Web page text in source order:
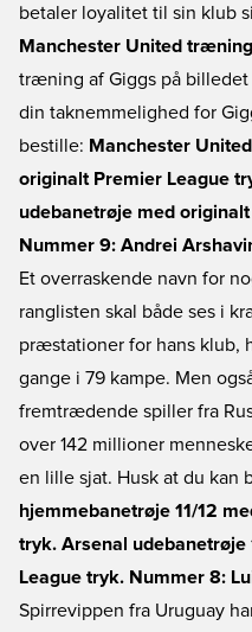
betaler loyalitet til sin klub
Manchester United
træning af Giggs på billedet
din taknemmelighed for
bestille: Manchester
originalt Premier League
udebanetrøje med
Nummer 9: Andrei
Et overraskende navn for
ranglisten skal både ses i
præstationer for hans klub,
gange i 79 kampe. Men
fremtrædende spiller fra
over 142 millioner
en lille sjat. Husk at du kan
hjemmebanetrøje 11/12
tryk. Arsenal udebanetrøje
League tryk. Nummer 8:
Spirrevippen fra Uruguay